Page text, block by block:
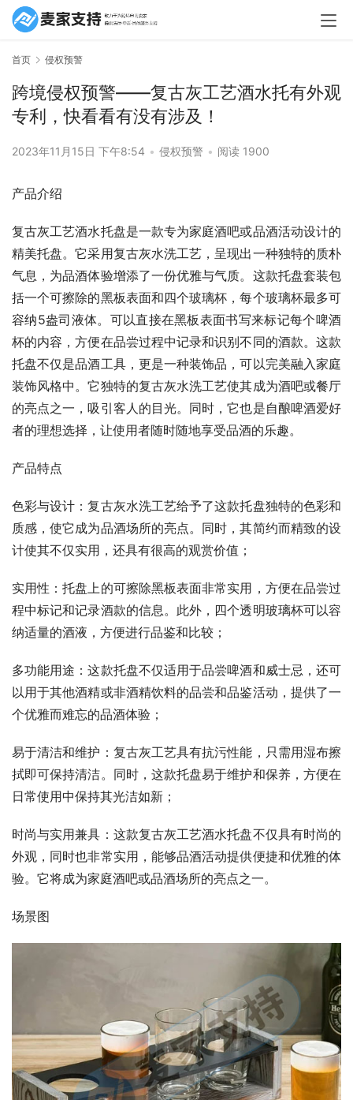
首页 侵权预警
跨境侵权预警——复古灰工艺酒水托有外观
专利，快看看有没有涉及！
2023年11月15日 下午8:54 • 侵权预警 • 阅读 1900
产品介绍
复古灰工艺酒水托盘是一款专为家庭酒吧或品酒活动设计的
精美托盘。它采用复古灰水洗工艺，呈现出一种独特的质朴
气息，为品酒体验增添了一份优雅与气质。这款托盘套装包
括一个可擦除的黑板表面和四个玻璃杯，每个玻璃杯最多可
容纳5盎司液体。可以直接在黑板表面书写来标记每个啤酒
杯的内容，方便在品尝过程中记录和识别不同的酒款。这款
托盘不仅是品酒工具，更是一种装饰品，可以完美融入家庭
装饰风格中。它独特的复古灰水洗工艺使其成为酒吧或餐厅
的亮点之一，吸引客人的目光。同时，它也是自酿啤酒爱好
者的理想选择，让使用者随时随地享受品酒的乐趣。
产品特点
色彩与设计：复古灰水洗工艺给予了这款托盘独特的色彩和
质感，使它成为品酒场所的亮点。同时，其简约而精致的设
计使其不仅实用，还具有很高的观赏价值；
实用性：托盘上的可擦除黑板表面非常实用，方便在品尝过
程中标记和记录酒款的信息。此外，四个透明玻璃杯可以容
纳适量的酒液，方便进行品鉴和比较；
多功能用途：这款托盘不仅适用于品尝啤酒和威士忌，还可
以用于其他酒精或非酒精饮料的品尝和品鉴活动，提供了一
个优雅而难忘的品酒体验；
易于清洁和维护：复古灰工艺具有抗污性能，只需用湿布擦
拭即可保持清洁。同时，这款托盘易于维护和保养，方便在
日常使用中保持其光洁如新；
时尚与实用兼具：这款复古灰工艺酒水托盘不仅具有时尚的
外观，同时也非常实用，能够品酒活动提供便捷和优雅的体
验。它将成为家庭酒吧或品酒场所的亮点之一。
场景图